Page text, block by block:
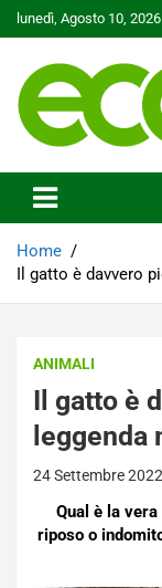
Skip
to
lunedì, Agosto 10, 2026
Ecoo.it
Home
Il gatto è davvero
ANIMALI
Il gatto è
leggenda
24 Settembre 2022
Qual è la
riposo o